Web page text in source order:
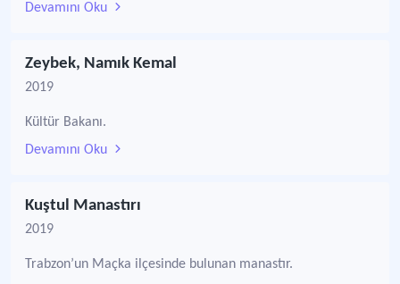
Devamını Oku
Zeybek, Namık Kemal
2019
Kültür Bakanı.
Devamını Oku
Kuştul Manastırı
2019
Trabzon’un Maçka ilçesinde bulunan manastır.